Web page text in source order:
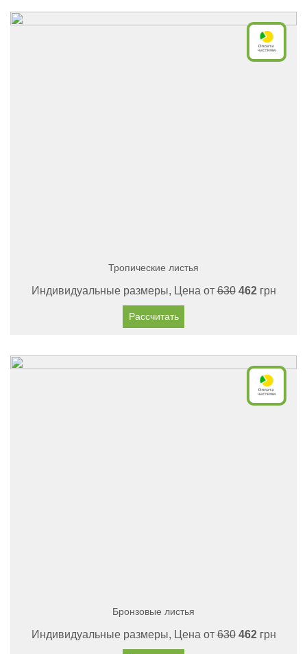
Тропические листья
Индивидуальные размеры, Цена от630 462грн
Рассчитать
Бронзовые листья
Индивидуальные размеры, Цена от630 462грн